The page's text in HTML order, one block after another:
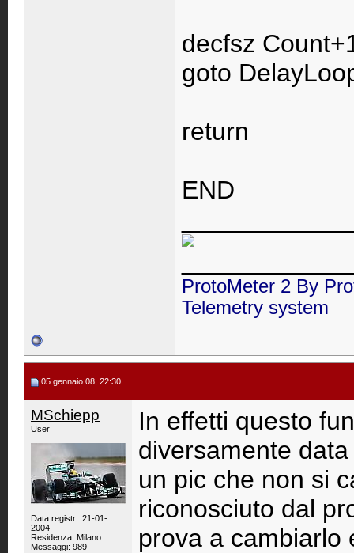
decfsz
goto
return
END
ProtoMeter 2 By
Telemetry system
05 gennaio 08, 22:30
MSchiepp
User
Data registr.: 21-01-
2004
Residenza: Milano
Messaggi: 989
In effetti questo
diversamente
un pic che non si
riconosciuto dal
prova a cambiarlo